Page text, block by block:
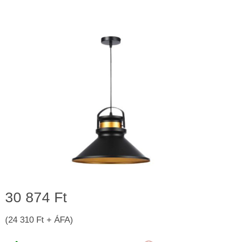
30 874 Ft
(24 310 Ft + ÁFA)